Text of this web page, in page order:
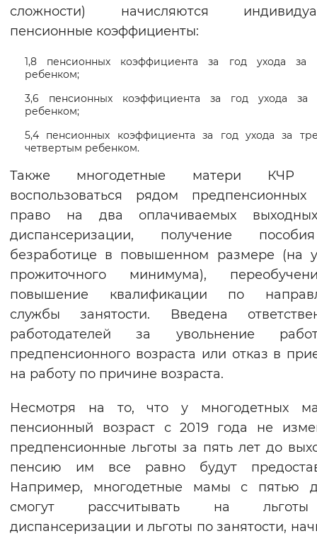
сложности) начисляются
пенсионные коэффициенты:
1,8 пенсионных коэффициента за год ухода за
ребенком;
3,6 пенсионных коэффициента за год ухода за
ребенком;
5,4 пенсионных коэффициента за год ухода за
четвертым ребенком.
Также многодетные матери КЧР
воспользоваться рядом предпенсионных
право на два оплачиваемых
диспансеризации, получение
безработице в повышенном размере (на
прожиточного минимума),
повышение квалификации по
службы занятости. Введена
работодателей за увольнение
предпенсионного возраста или отказ в
на работу по причине возраста.
Несмотря на то, что у многодетных
пенсионный возраст с 2019 года не
предпенсионные льготы за пять лет до
пенсию им все равно будут
Например, многодетные мамы с пятью
смогут рассчитывать на
диспансеризации и льготы по занятости,